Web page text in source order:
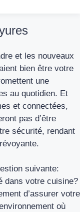
et les nouveaux
bien être votre
une
au quotidien. Et
et connectées,
pas d’être
sécurité, rendant
suivante:
dans votre cuisine?
d’assurer votre
où